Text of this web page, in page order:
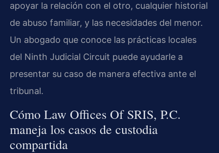
apoyar la relación con el otro, cualquier historial
de abuso familiar, y las necesidades del menor.
Un abogado que conoce las prácticas locales
del Ninth Judicial Circuit puede ayudarle a
presentar su caso de manera efectiva ante el
tribunal.
Cómo Law Offices Of SRIS, P.C.
maneja los casos de custodia
compartida